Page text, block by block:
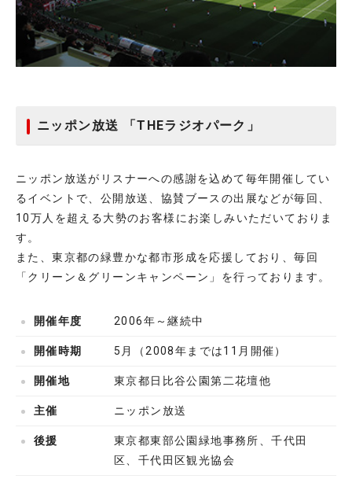
ニッポン放送 「THEラジオパーク」
ニッポン放送がリスナーへの感謝を込めて毎年開催してい
るイベントで、公開放送、協賛ブースの出展などが毎回、
10万人を超える大勢のお客様にお楽しみいただいておりま
す。
また、東京都の緑豊かな都市形成を応援しており、毎回
「クリーン＆グリーンキャンペーン」を行っております。
開催年度 2006年～継続中
開催時期 5月（2008年までは11月開催）
開催地 東京都日比谷公園第二花壇他
主催 ニッポン放送
後援
東京都東部公園緑地事務所、千代田
区、千代田区観光協会